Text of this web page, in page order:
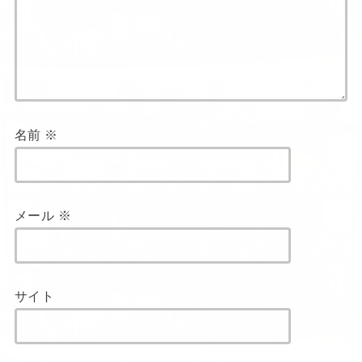
名前 ※
メール ※
サイト